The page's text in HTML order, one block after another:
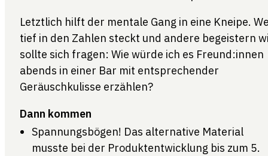
Letztlich hilft der mentale Gang in eine Kneipe.
tief in den Zahlen steckt und andere begeistern
sollte sich fragen: Wie würde ich es Freund:innen
abends in einer Bar mit entsprechender
Geräuschkulisse erzählen?
Dann kommen
Spannungsbögen! Das alternative Material
musste bei der Produktentwicklung bis zum 5.